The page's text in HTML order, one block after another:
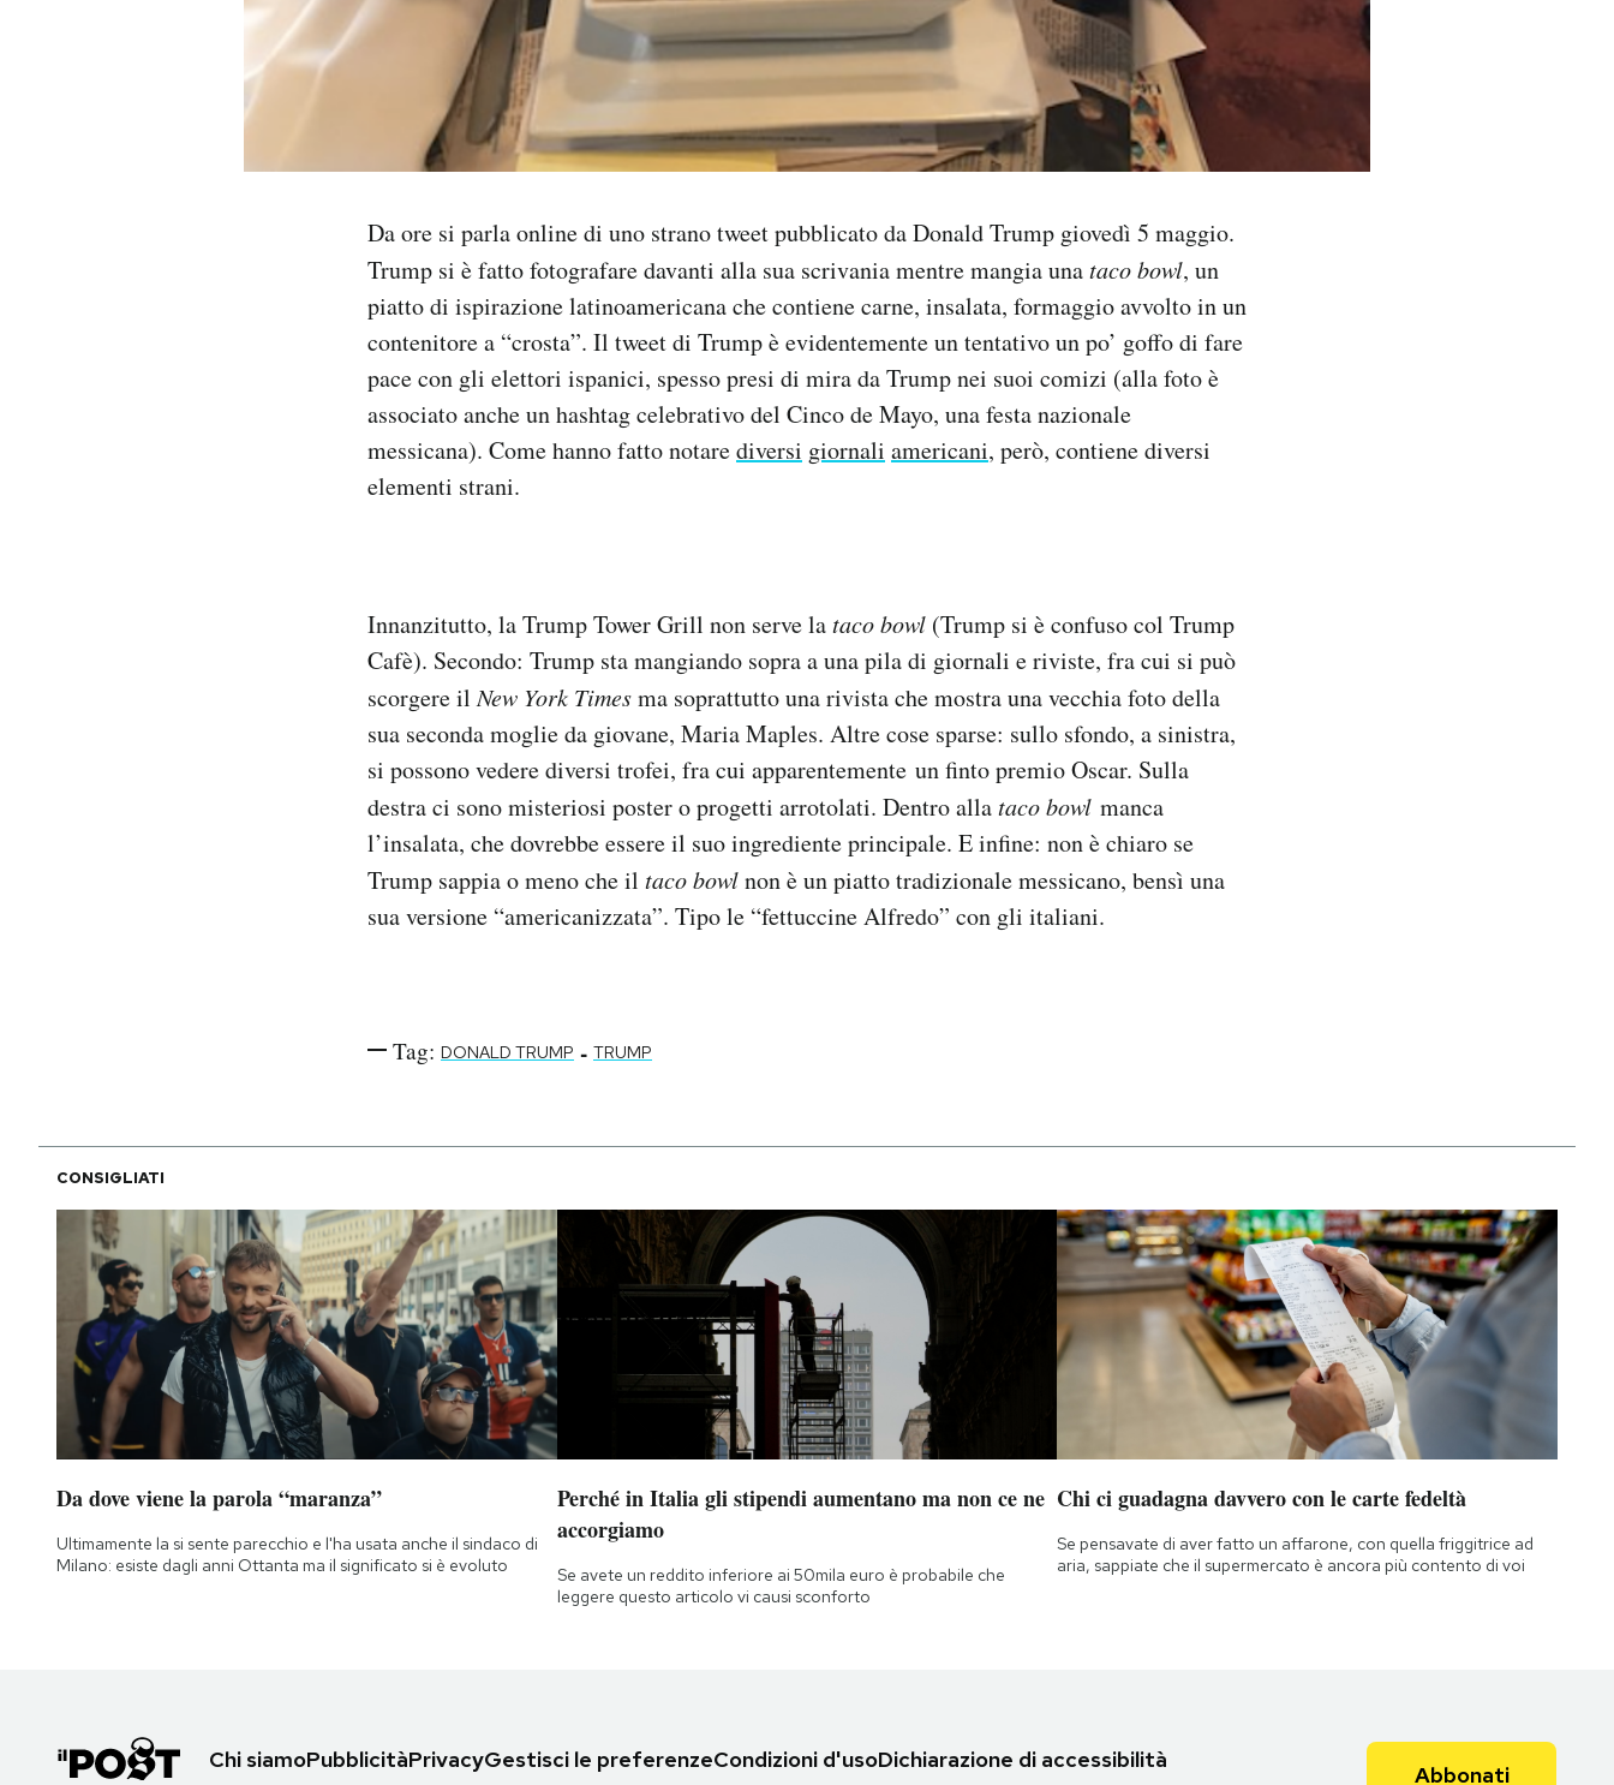
Da ore si parla online di uno strano tweet pubblicato da Donald Trump giovedì 5 maggio.
Trump si è fatto fotografare davanti alla sua scrivania mentre mangia unataco bowl, un
piatto di ispirazione latinoamericana che contiene carne, insalata, formaggio avvolto in un
contenitore a “crosta”. Il tweet di Trump è evidentemente un tentativo un po’ goffo di fare
pace con gli elettori ispanici, spesso presi di mira da Trump nei suoi comizi (alla foto è
associato anche un hashtag celebrativo del Cinco de Mayo, una festa nazionale
messicana). Come hanno fatto notarediversi giornali americani, però, contiene diversi
elementi strani.
Innanzitutto, la Trump Tower Grill non serve lataco bowl (Trump si è confuso col Trump
Cafè). Secondo: Trump sta mangiando sopra a una pila di giornali e riviste, fra cui si può
scorgere ilNew York Timesma soprattutto una rivista che mostra una vecchia foto della
sua seconda moglie da giovane, Maria Maples. Altre cose sparse: sullo sfondo, a sinistra,
si possono vedere diversi trofei, fra cui apparentemente un finto premio Oscar. Sulla
destra ci sono misteriosi poster o progetti arrotolati. Dentro allataco bowl manca
l’insalata, che dovrebbe essere il suo ingrediente principale. E infine: non è chiaro se
Trump sappia o meno che il taco bowlnon è un piatto tradizionale messicano, bensì una
sua versione “americanizzata”. Tipo le “fettuccine Alfredo” con gli italiani.
Tag: DONALD TRUMP - TRUMP
CONSIGLIATI
Da dove viene la parola “maranza”
Ultimamente la si sente parecchio e l'ha usata anche il sindaco di
Milano: esiste dagli anni Ottanta ma il significato si è evoluto
Perché in Italia gli stipendi aumentano ma non ce ne
accorgiamo
Se avete un reddito inferiore ai 50mila euro è probabile che
leggere questo articolo vi causi sconforto
Chi ci guadagna davvero con le carte fedeltà
Se pensavate di aver fatto un affarone, con quella friggitrice ad
aria, sappiate che il supermercato è ancora più contento di voi
Chi siamoPubblicitàPrivacyGestisci le preferenzeCondizioni d'usoDichiarazione di accessibilità
Abbonati